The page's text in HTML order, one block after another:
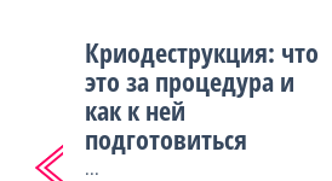
Криодеструкция: что
это за процедура и
как к ней
подготовиться
...